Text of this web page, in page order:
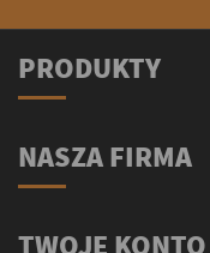
PRODUKTY
NASZA FIRMA
TWOJE KONTO